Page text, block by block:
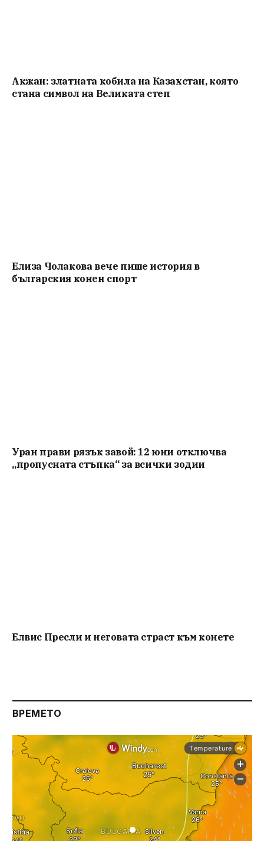
Акжан: златната кобила на Казахстан, която
стана символ на Великата степ
Елиза Чолакова вече пише история в
българския конен спорт
Уран прави рязък завой: 12 юни отключва
„пропусната стъпка“ за всички зодии
Елвис Пресли и неговата страст към конете
ВРЕМЕТО